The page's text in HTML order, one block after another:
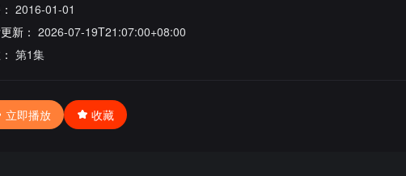
2016-01-01
新： 2026-07-19T21:07:00+08:00
第1集
立即播放 收藏